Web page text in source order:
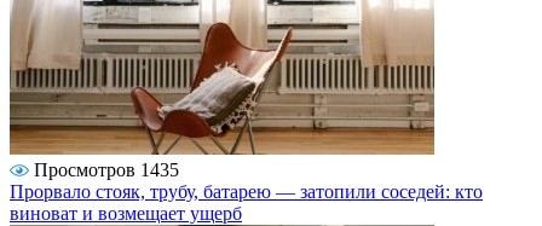
Просмотров 1435
Прорвало стояк, трубу, батарею — затопили соседей: кто
виноват и возмещает ущерб